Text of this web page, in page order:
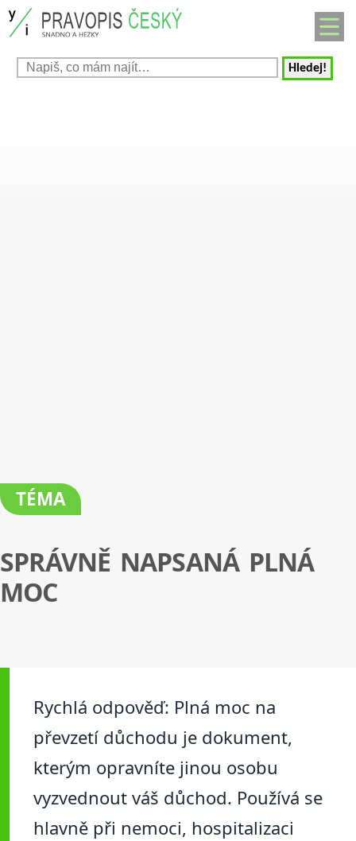
Hledej!
TÉMA
SPRÁVNĚ NAPSANÁ PLNÁ
MOC
Rychlá odpověď: Plná moc na
převzetí důchodu je dokument,
kterým opravníte jinou osobu
vyzvednout váš důchod. Používá se
hlavně při nemoci, hospitalizaci